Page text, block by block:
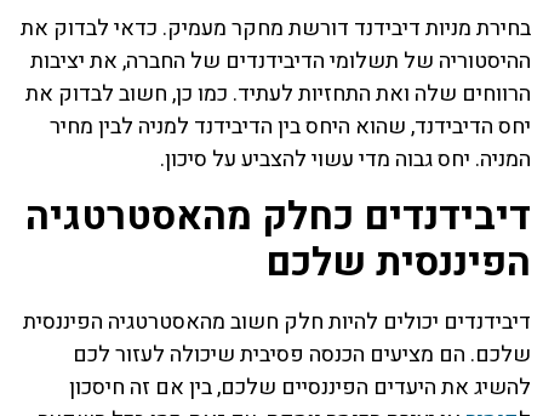
בחירת מניות דיבידנד דורשת מחקר מעמיק. כדאי לבדוק את
ההיסטוריה של תשלומי הדיבידנדים של החברה, את יציבות
הרווחים שלה ואת התחזיות לעתיד. כמו כן, חשוב לבדוק את
יחס הדיבידנד, שהוא היחס בין הדיבידנד למניה לבין מחיר
המניה. יחס גבוה מדי עשוי להצביע על סיכון.
דיבידנדים כחלק מהאסטרטגיה
הפיננסית שלכם
דיבידנדים יכולים להיות חלק חשוב מהאסטרטגיה הפיננסית
שלכם. הם מציעים הכנסה פסיבית שיכולה לעזור לכם
להשיג את היעדים הפיננסיים שלכם, בין אם זה חיסכון